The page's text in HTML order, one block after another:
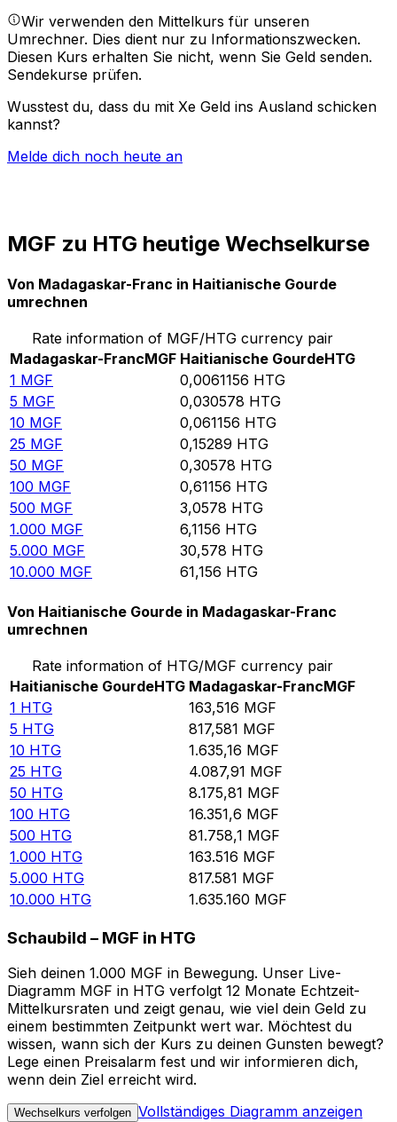
Wir verwenden den Mittelkurs für unseren
Umrechner. Dies dient nur zu Informationszwecken.
Diesen Kurs erhalten Sie nicht, wenn Sie Geld senden.
Sendekurse prüfen.
Wusstest du, dass du mit Xe Geld ins Ausland schicken
kannst?
Melde dich noch heute an
MGF zu HTG heutige Wechselkurse
Von Madagaskar-Franc in Haitianische Gourde
umrechnen
Rate information of MGF/HTG currency pair
Madagaskar-FrancMGF Haitianische GourdeHTG
1 MGF 0,0061156 HTG
5 MGF 0,030578 HTG
10 MGF 0,061156 HTG
25 MGF 0,15289 HTG
50 MGF 0,30578 HTG
100 MGF 0,61156 HTG
500 MGF 3,0578 HTG
1.000 MGF 6,1156 HTG
5.000 MGF 30,578 HTG
10.000 MGF 61,156 HTG
Von Haitianische Gourde in Madagaskar-Franc
umrechnen
Rate information of HTG/MGF currency pair
Haitianische GourdeHTG Madagaskar-FrancMGF
1 HTG 163,516 MGF
5 HTG 817,581 MGF
10 HTG 1.635,16 MGF
25 HTG 4.087,91 MGF
50 HTG 8.175,81 MGF
100 HTG 16.351,6 MGF
500 HTG 81.758,1 MGF
1.000 HTG 163.516 MGF
5.000 HTG 817.581 MGF
10.000 HTG 1.635.160 MGF
Schaubild – MGF in HTG
Sieh deinen 1.000 MGF in Bewegung. Unser Live-
Diagramm MGF in HTG verfolgt 12 Monate Echtzeit-
Mittelkursraten und zeigt genau, wie viel dein Geld zu
einem bestimmten Zeitpunkt wert war. Möchtest du
wissen, wann sich der Kurs zu deinen Gunsten bewegt?
Lege einen Preisalarm fest und wir informieren dich,
wenn dein Ziel erreicht wird.
Wechselkurs verfolgen Vollständiges Diagramm anzeigen